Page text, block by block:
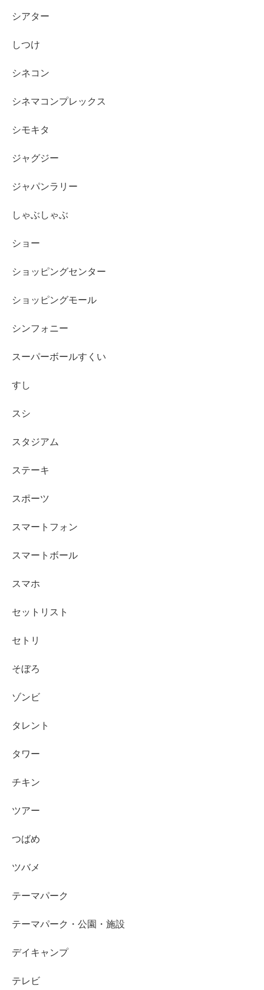
シアター
しつけ
シネコン
シネマコンプレックス
シモキタ
ジャグジー
ジャパンラリー
しゃぶしゃぶ
ショー
ショッピングセンター
ショッピングモール
シンフォニー
スーパーボールすくい
すし
スシ
スタジアム
ステーキ
スポーツ
スマートフォン
スマートボール
スマホ
セットリスト
セトリ
そぼろ
ゾンビ
タレント
タワー
チキン
ツアー
つばめ
ツバメ
テーマパーク
テーマパーク・公園・施設
デイキャンプ
テレビ